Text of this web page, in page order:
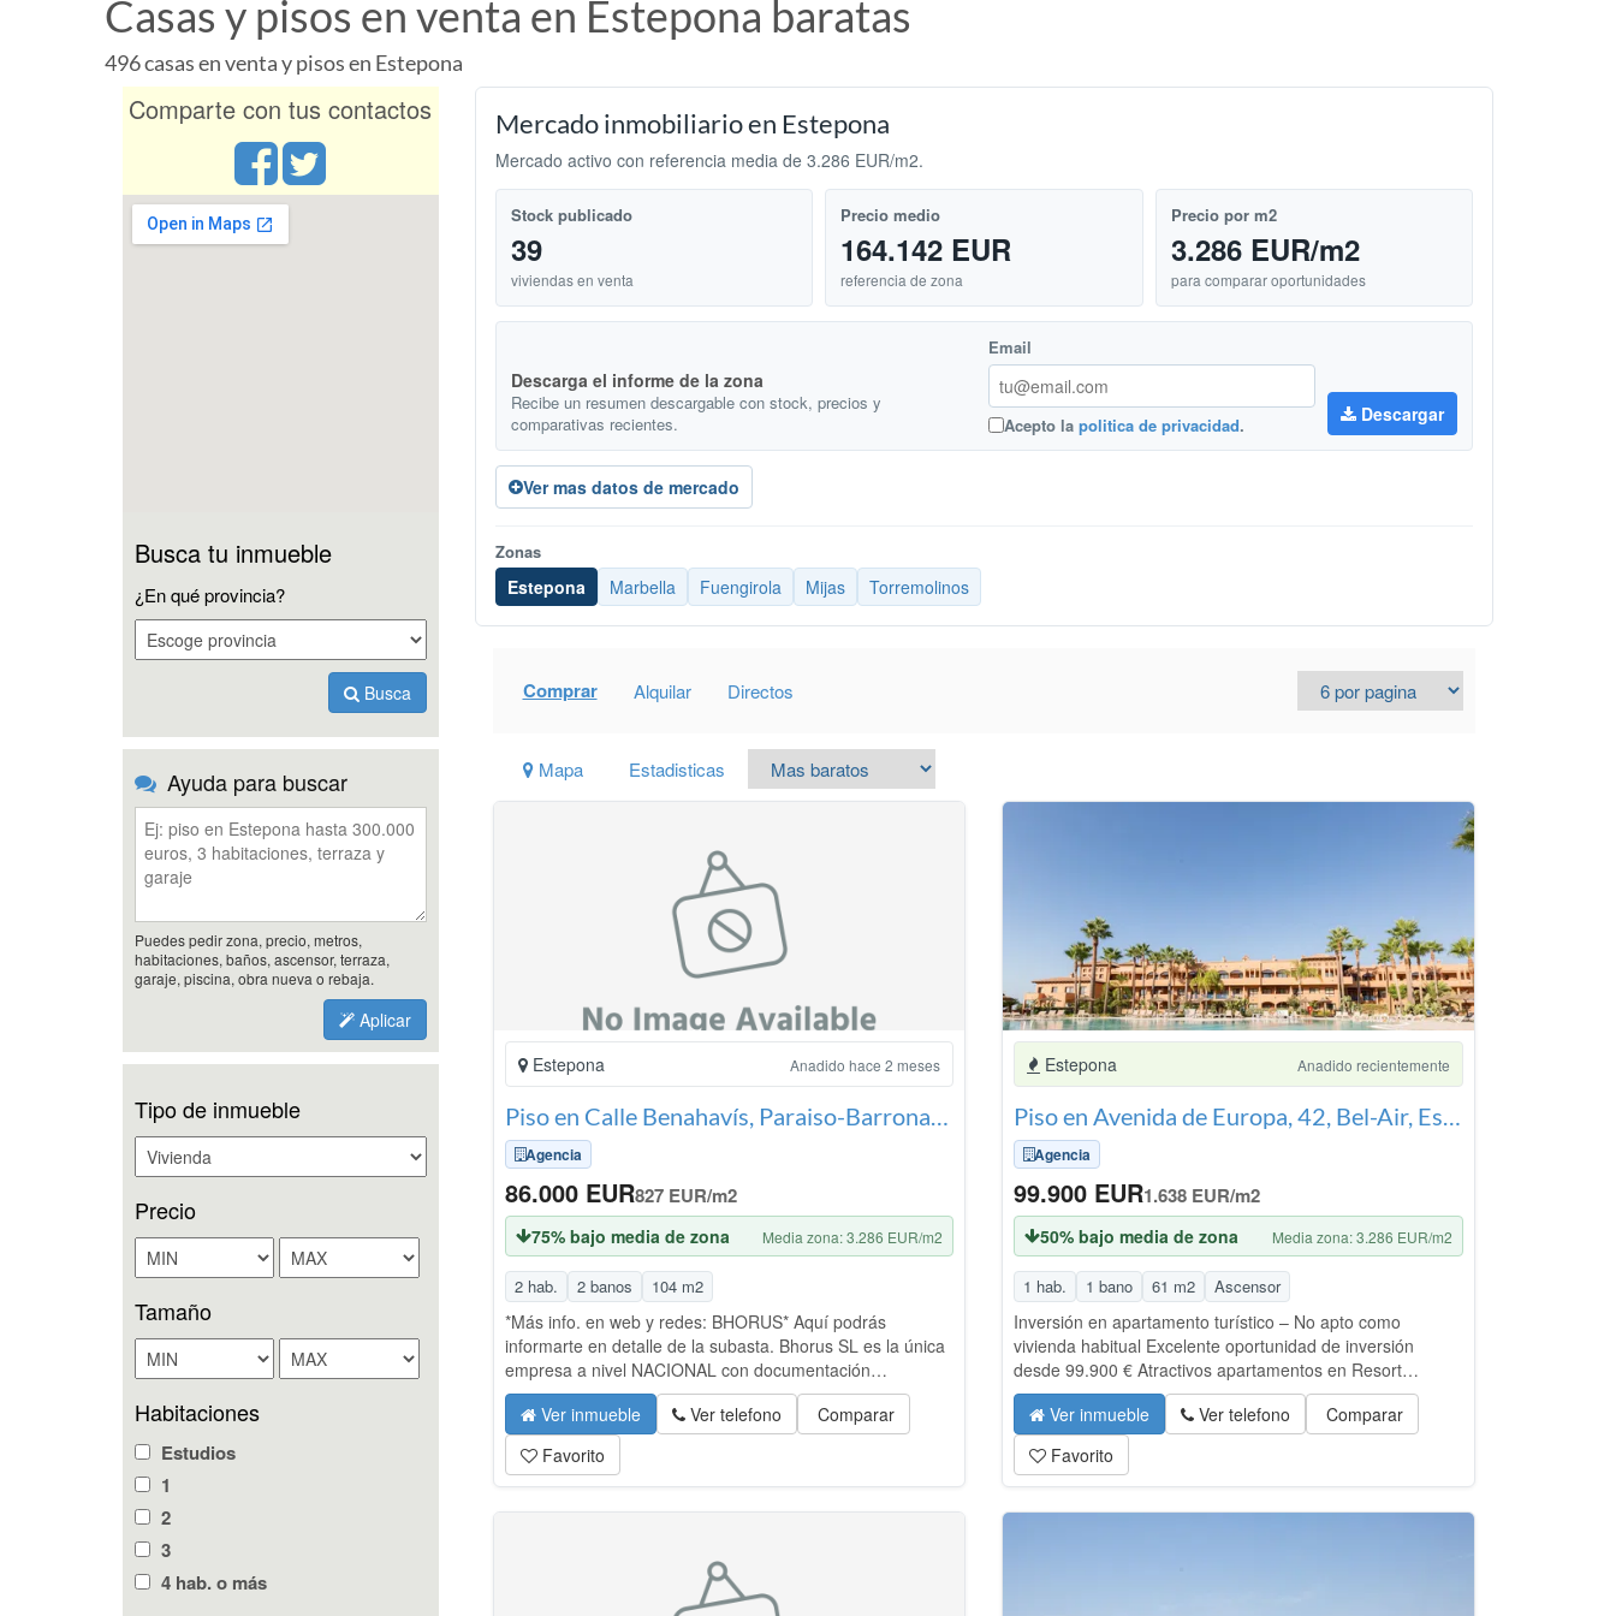
Casas y pisos en venta en Estepona baratas
496 casas en venta y pisos en Estepona
Comparte con tus contactos
Busca tu inmueble
¿En qué provincia?
Busca
Ayuda para buscar
Puedes pedir zona, precio, metros,
habitaciones, baños, ascensor, terraza,
garaje, piscina, obra nueva o rebaja.
Aplicar
Tipo de inmueble
Precio
Tamaño
Habitaciones
Estudios
1
2
3
4 hab. o más
Mercado inmobiliario en Estepona
Mercado activo con referencia media de 3.286 EUR/m2.
Stock publicado
39
viviendas en venta
Precio medio
164.142 EUR
referencia de zona
Precio por m2
3.286 EUR/m2
para comparar oportunidades
Descarga el informe de la zona
Recibe un resumen descargable con stock, precios y
comparativas recientes.
Email
Acepto lapolitica de privacidad. Descargar
Ver mas datos de mercado
Zonas
Estepona Marbella Fuengirola Mijas Torremolinos
Comprar Alquilar Directos
Mapa Estadisticas
Estepona Anadido hace 2 meses
Piso en Calle Benahavís, Paraiso-Barronal, Estepona
Agencia
86.000 EUR827 EUR/m2
75% bajo media de zona Media zona: 3.286 EUR/m2
2 hab. 2 banos 104 m2
*Más info. en web y redes: BHORUS* Aquí podrás
informarte en detalle de la subasta. Bhorus SL es la única
empresa a nivel NACIONAL con documentación
demostrable en todo tipo de operaciones de subasta.
¡Cuidado! Las subastas tienen mucho riesgo si no son
analizadas por los profesionales adecuados. Accede a
nuestra web o redes para más información.
Ver inmueble Ver telefono
Comparar
Favorito
Estepona Anadido recientemente
Piso en Avenida de Europa, 42, Bel-Air, Estepona
Agencia
99.900 EUR1.638 EUR/m2
50% bajo media de zona Media zona: 3.286 EUR/m2
1 hab. 1 bano 61 m2 Ascensor
Inversión en apartamento turístico – No apto como
vivienda habitual Excelente oportunidad de inversión
desde 99.900 € Atractivos apartamentos en Resort
hotelero con alta rentabilidad. A) Resumen de la inversión:
Usted compra el 100% en propiedad de un apartamento
perteneciente a un complejo hotelero situado en plena
nueva milla de oro de Marbella-Benahavís: -Totalmente
amueblado y equipado -Comodidades y servicios de un
prestigioso complejo aparta-hotel -Operación sujeta a
Ver inmueble Ver telefono
Comparar
Favorito